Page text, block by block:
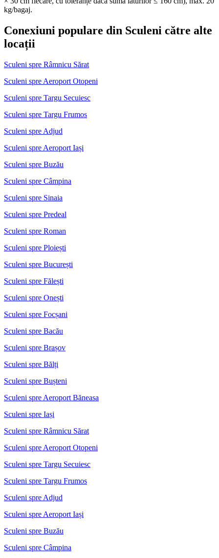
kg/bagaj.
Conexiuni populare din Sculeni către alte
locații
Sculeni spre Râmnicu Sărat
Sculeni spre Aeroport Otopeni
Sculeni spre Targu Secuiesc
Sculeni spre Targu Frumos
Sculeni spre Adjud
Sculeni spre Aeroport Iași
Sculeni spre Buzău
Sculeni spre Câmpina
Sculeni spre Sinaia
Sculeni spre Predeal
Sculeni spre Roman
Sculeni spre Ploiești
Sculeni spre București
Sculeni spre Fălești
Sculeni spre Onești
Sculeni spre Focșani
Sculeni spre Bacău
Sculeni spre Brașov
Sculeni spre Bălți
Sculeni spre Bușteni
Sculeni spre Aeroport Băneasa
Sculeni spre Iași
Sculeni spre Râmnicu Sărat
Sculeni spre Aeroport Otopeni
Sculeni spre Targu Secuiesc
Sculeni spre Targu Frumos
Sculeni spre Adjud
Sculeni spre Aeroport Iași
Sculeni spre Buzău
Sculeni spre Câmpina